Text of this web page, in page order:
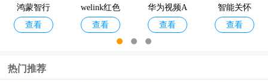
鸿蒙智行
查看
welink红色
版
查看
华为视频A
pp
查看
智能关怀
查看
热门推荐